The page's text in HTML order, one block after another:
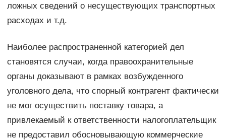
ложных сведений о несуществующих транспортных
расходах и т.д.
Наиболее распространенной категорией дел
становятся случаи, когда правоохранительные
органы доказывают в рамках возбужденного
уголовного дела, что спорный контрагент фактически
не мог осуществить поставку товара, а
привлекаемый к ответственности налогоплательщик
не предоставил обосновывающую коммерческие